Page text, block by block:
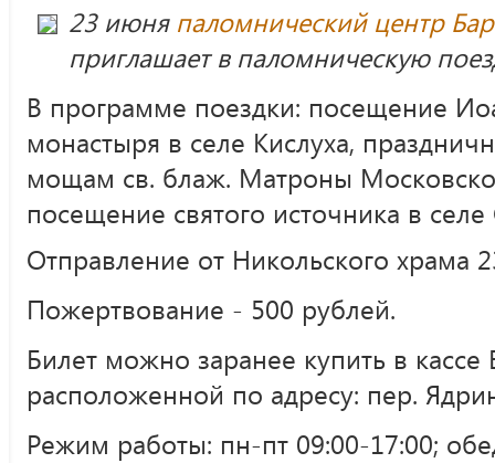
23 июня паломнический центр
приглашает в паломническую
В программе поездки: посещение
монастыря в селе Кислуха,
мощам св. блаж. Матроны
посещение святого источника в
Отправление от Никольского храма
Пожертвование - 500 рублей.
Билет можно заранее купить в кассе
расположенной по адресу: пер.
Режим работы: пн-пт 09:00-17:00;